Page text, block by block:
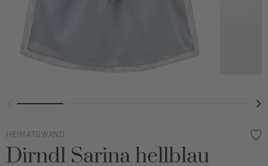
HEIMATGWAND
Dirndl Sarina hellblau